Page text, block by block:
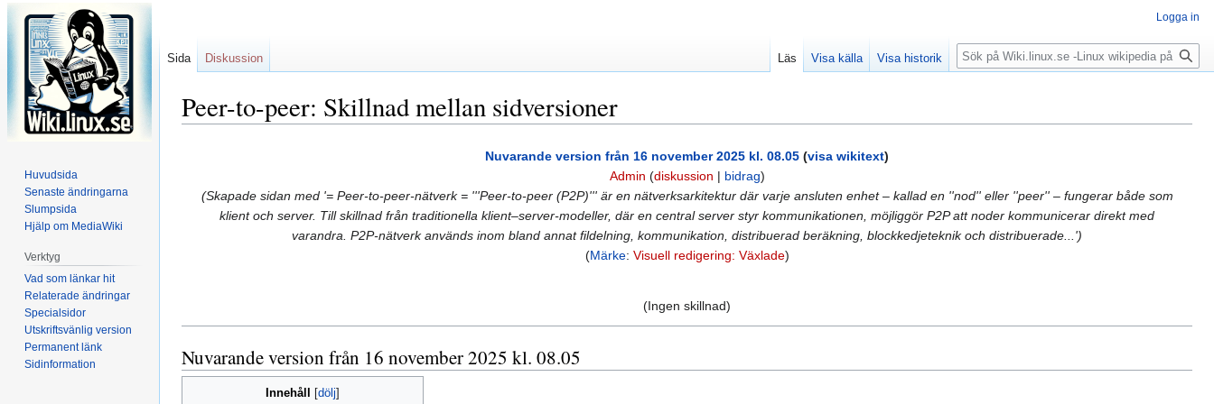
Peer-to-peer: Skillnad mellan sidversioner
navigering
Nuvarande version från 16 november 2025 kl. 08.05 (visa wikitext)
Admin (diskussion | bidrag)
(Skapade sidan med '= Peer-to-peer-nätverk = '''Peer-to-peer (P2P)''' är en nätverksarkitektur där varje ansluten enhet – kallad en ''nod'' eller ''peer'' – fungerar både som
klient och server. Till skillnad från traditionella klient–server-modeller, där en central server styr kommunikationen, möjliggör P2P att noder kommunicerar direkt med
varandra. P2P-nätverk används inom bland annat fildelning, kommunikation, distribuerad beräkning, blockkedjeteknik och distribuerade...')
Märke: Visuell redigering: Växlade
(Ingen skillnad)
Nuvarande version från 16 november 2025 kl. 08.05
Innehåll
Logga in
Sida Diskussion Läs Visa källa Visa historik Sök
Huvudsida
Senaste ändringarna
Slumpsida
Hjälp om MediaWiki
Verktyg
Vad som länkar hit
Relaterade ändringar
Specialsidor
Utskriftsvänlig version
Permanent länk
Sidinformation